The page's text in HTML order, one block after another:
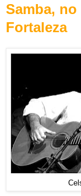
Samba,
Fortaleza